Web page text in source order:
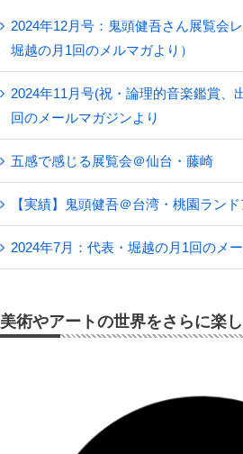
2024年12月号：鬼頭健吾さん展覧会
堀越の月1回のメルマガより）
2024年11月号(祝・論理的音楽鑑賞、
回のメールマガジンより
五感で感じる展覧会＠仙台・藤崎
【実績】鬼頭健吾＠台湾・桃園ラン
2024年7月：代表・堀越の月1回のメ
美術やアートの世界をさらに楽